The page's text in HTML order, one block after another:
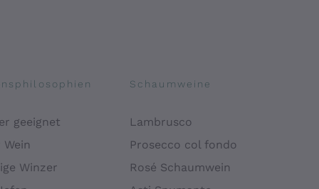
geeignet
Winzer
Schaumweine
Lambrusco
Prosecco col fondo
Rosé Schaumwein
und personalisierten Angeboten